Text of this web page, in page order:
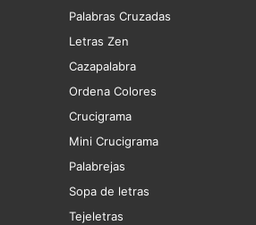
Palabras Cruzadas
Letras Zen
Cazapalabra
Ordena Colores
Crucigrama
Mini Crucigrama
Palabrejas
Sopa de letras
Tejeletras